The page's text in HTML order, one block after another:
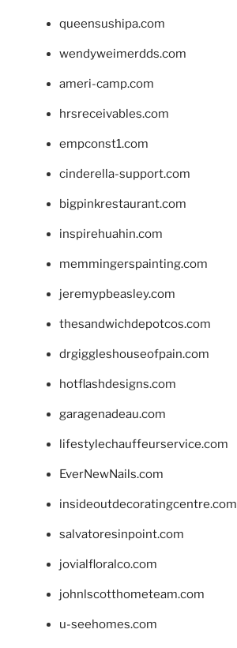
queensushipa.com
wendyweimerdds.com
ameri-camp.com
hrsreceivables.com
empconst1.com
cinderella-support.com
bigpinkrestaurant.com
inspirehuahin.com
memmingerspainting.com
jeremypbeasley.com
thesandwichdepotcos.com
drgiggleshouseofpain.com
hotflashdesigns.com
garagenadeau.com
lifestylechauffeurservice.com
EverNewNails.com
insideoutdecoratingcentre.com
salvatoresinpoint.com
jovialfloralco.com
johnlscotthometeam.com
u-seehomes.com